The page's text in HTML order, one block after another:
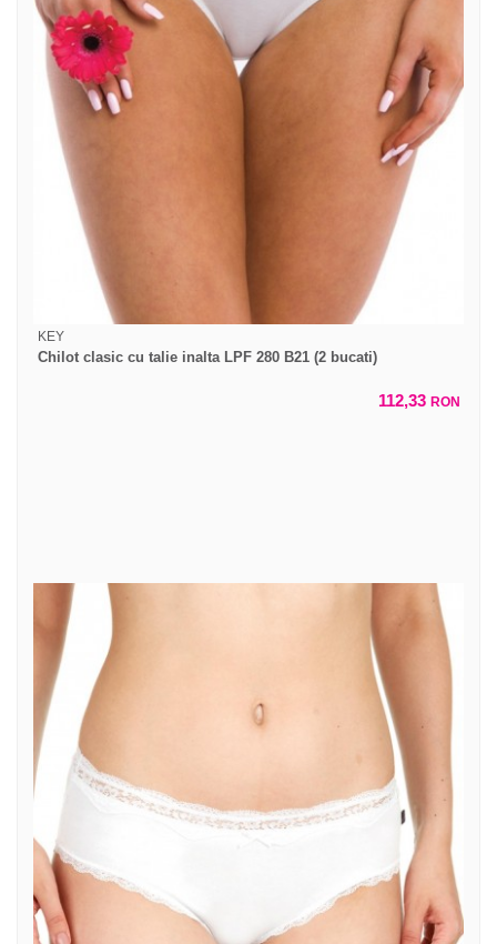
KEY
Chilot clasic cu talie inalta LPF 280 B21 (2 bucati)
112,33 RON